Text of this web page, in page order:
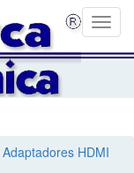
HDMI